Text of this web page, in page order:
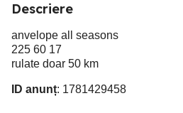
Descriere
anvelope all seasons
225 60 17
rulate doar 50 km
ID anunț: 1781429458